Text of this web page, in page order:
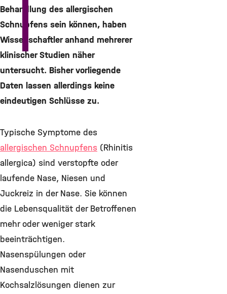
Behandlung des allergischen
Schnupfens sein können, haben
Wissenschaftler anhand mehrerer
klinischer Studien näher
untersucht. Bisher vorliegende
Daten lassen allerdings keine
eindeutigen Schlüsse zu.
Typische Symptome des
allergischen Schnupfens (Rhinitis
allergica) sind verstopfte oder
laufende Nase, Niesen und
Juckreiz in der Nase. Sie können
die Lebensqualität der Betroffenen
mehr oder weniger stark
beeinträchtigen.
Nasenspülungen oder
Nasenduschen mit
Kochsalzlösungen dienen zur